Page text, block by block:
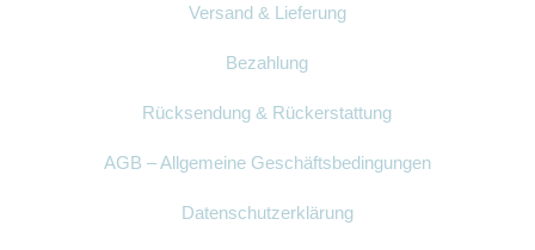
Versand & Lieferung
Bezahlung
Rücksendung & Rückerstattung
AGB – Allgemeine Geschäftsbedingungen
Datenschutzerklärung